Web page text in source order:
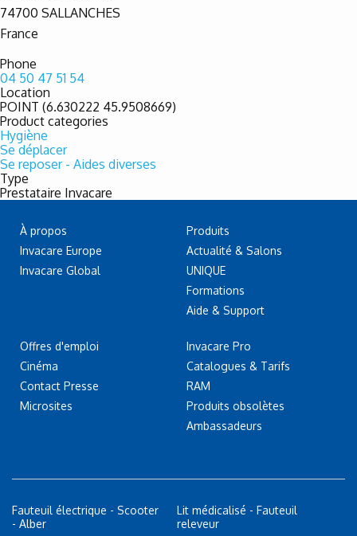
74700 SALLANCHES
France
Phone
04 50 47 51 54
Location
POINT (6.630222 45.9508669)
Product categories
Hygiène
Se déplacer
Se reposer - Aides diverses
Type
Prestataire Invacare
À propos
Invacare Europe
Invacare Global
Offres d'emploi
Cinéma
Contact Presse
Microsites
Produits
Actualité & Salons
UNIQUE
Formations
Aide & Support
Invacare Pro
Catalogues & Tarifs
RAM
Produits obsolètes
Ambassadeurs
Fauteuil électrique - Scooter
- Alber
Lit médicalisé - Fauteuil
releveur